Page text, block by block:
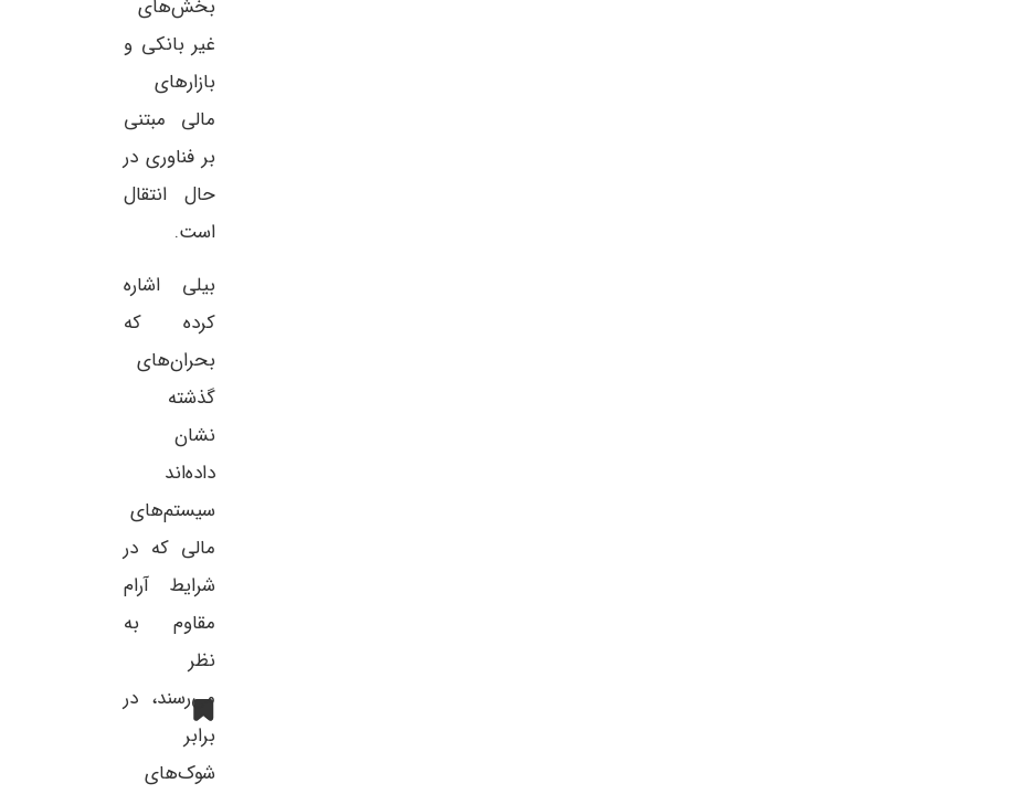
بخش‌های
غیر بانکی و
بازارهای
مالی مبتنی
بر فناوری در
حال انتقال
است.
بیلی اشاره
کرده که
بحران‌های
گذشته
نشان
داده‌اند
سیستم‌های
مالی که در
شرایط آرام
مقاوم به
نظر
می‌رسند، در
برابر
شوک‌های